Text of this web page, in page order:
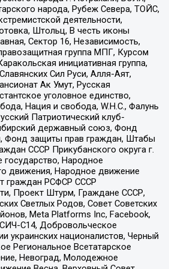
народа, Рубеж Севера, ТОЙС,
деятельности,
Штольц, В честь иконы
Сектор 16, Независимость,
группа МПГ, Курсом
инициативная группа,
Сил Руси, Алля-Аят,
Ак Умут, Русская
уголовное единство,
Нация и свобода, W.H.С., Фалунь
Патриотический клуб-
державный союз, Фонд
Фонд защиты прав граждан, Штабы
СССР Прикубанского округа г.
Народное
движения, Народное движение
граждан РСФСР СССР
Проект Штурм, Граждане СССР,
Светлых Родов, Совет Советских
Meta Platforms Inc, Facebook,
С14, Добровольческое
украинских националистов, Черный
Региональное Всетатарское
Невоград, Молодежное